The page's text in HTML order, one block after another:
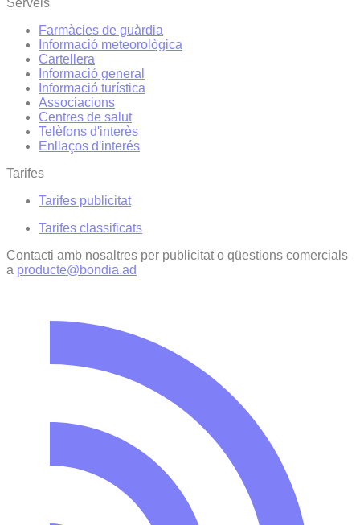
Serveis
Farmàcies de guàrdia
Informació meteorològica
Cartellera
Informació general
Informació turística
Associacions
Centres de salut
Telèfons d'interès
Enllaços d'interés
Tarifes
Tarifes publicitat
Tarifes classificats
Contacti amb nosaltres per publicitat o qüestions comercials
a producte@bondia.ad